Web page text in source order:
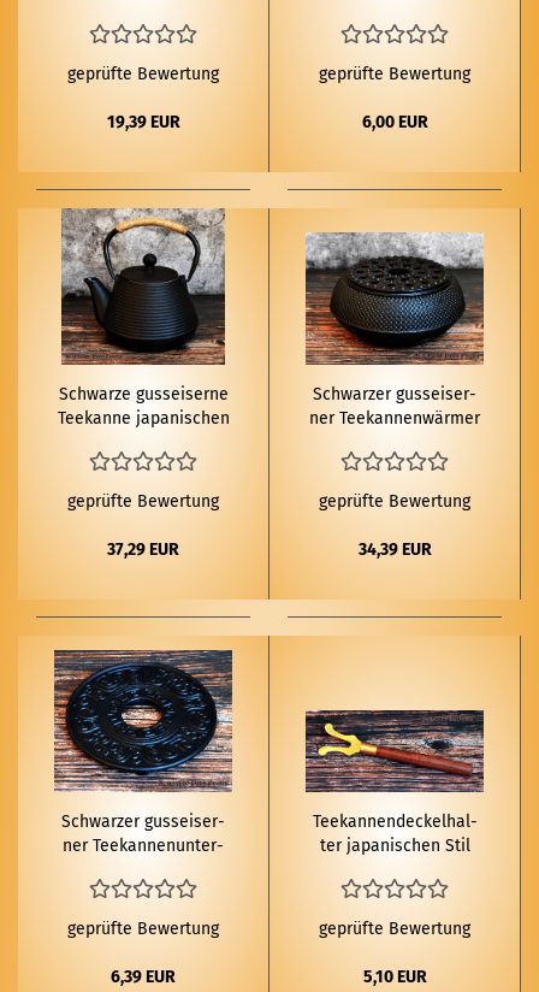
geprüfte Bewertung
19,39 EUR
geprüfte Bewertung
6,00 EUR
Schwar­ze guss­ei­ser­ne
Tee­kan­ne ja­pa­ni­schen
geprüfte Bewertung
37,29 EUR
Schwar­zer guss­ei­ser­
ner Tee­kan­nen­wär­mer
geprüfte Bewertung
34,39 EUR
Schwar­zer guss­ei­ser­
ner Tee­kan­nen­un­ter­
geprüfte Bewertung
6,39 EUR
Tee­kan­nen­de­ckel­hal­
ter ja­pa­ni­schen Stil
geprüfte Bewertung
5,10 EUR